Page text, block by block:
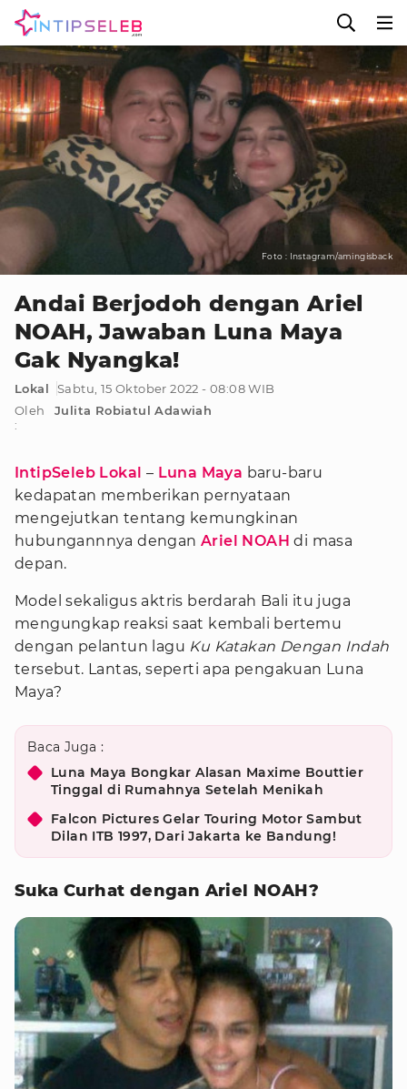
Foto : Instagram/amingisback
Andai Berjodoh dengan Ariel
NOAH, Jawaban Luna Maya
Gak Nyangka!
Lokal
Sabtu, 15 Oktober 2022 - 08:08 WIB
Oleh
:
Julita Robiatul Adawiah
IntipSeleb Lokal – Luna Maya baru-baru
kedapatan memberikan pernyataan
mengejutkan tentang kemungkinan
hubungannnya dengan Ariel NOAH di masa
depan.
Model sekaligus aktris berdarah Bali itu juga
mengungkap reaksi saat kembali bertemu
dengan pelantun lagu Ku Katakan Dengan Indah
tersebut. Lantas, seperti apa pengakuan Luna
Maya?
Baca Juga :
Luna Maya Bongkar Alasan Maxime Bouttier
Tinggal di Rumahnya Setelah Menikah
Falcon Pictures Gelar Touring Motor Sambut
Dilan ITB 1997, Dari Jakarta ke Bandung!
Suka Curhat dengan Ariel NOAH?